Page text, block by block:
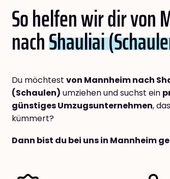
So helfen wir dir von
nachShauliai
Du möchtest von Mannheim nach
(Schaulen) umziehen und suchst ein
günstiges Umzugsunternehmen,
kümmert?
Dann bist du bei uns in Mannheim